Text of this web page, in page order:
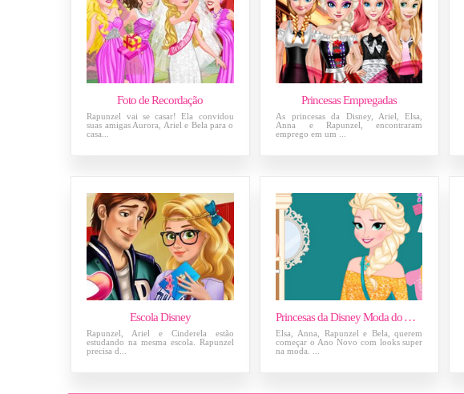
Foto de Recordação
Rapunzel vai se casar! Ela convidou
suas amigas Aurora, Ariel e Bela para o
casa...
Princesas Empregadas
As princesas da Disney, Ariel, Elsa,
Anna e Rapunzel, encontraram
emprego em um ...
Escola Disney
Rapunzel, Ariel e Cinderela estão
estudando na mesma escola. Rapunzel
precisa d...
Princesas da Disney Moda do Ano Novo
Elsa, Anna, Rapunzel e Bela, querem
começar o Ano Novo com looks super
na moda. ...